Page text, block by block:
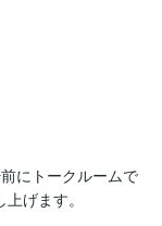
にトークルームで
げます。